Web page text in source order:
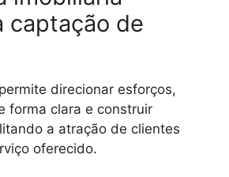
captação de
direcionar esforços,
forma clara e construir
a atração de clientes
oferecido.